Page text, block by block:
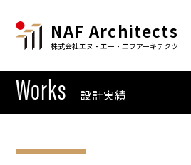
NAF Architects
株式会社エヌ・エー・エフアーキテクツ
Works 設計実績